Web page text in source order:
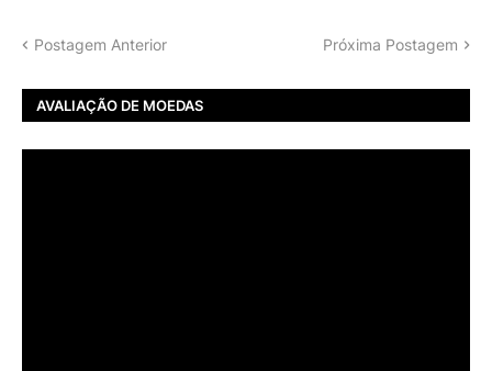
Postagem Anterior Próxima Postagem
AVALIAÇÃO DE MOEDAS